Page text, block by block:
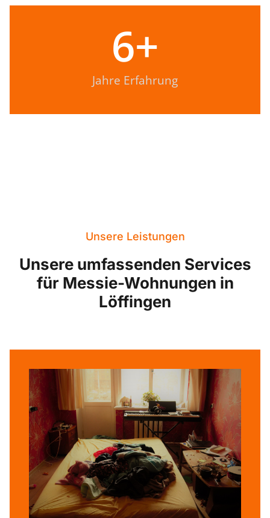
Jahre Erfahrung
6+
Unsere Leistungen
Unsere umfassenden Services
für Messie-Wohnungen in
Löffingen